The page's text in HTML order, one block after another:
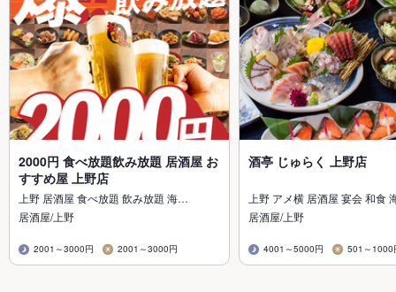
2000円 食べ放題飲み放題 居酒屋 お
すすめ屋 上野店
上野 居酒屋 食べ放題 飲み放題 海…
居酒屋/上野
2001～3000円 2001～3000円
酒亭 じゅらく 上野店
上野 アメ横 居酒屋 宴会 和食
居酒屋/上野
4001～5000円 501～1000